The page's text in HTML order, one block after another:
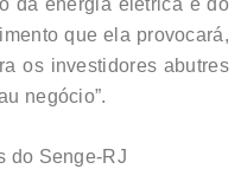
da energia elétrica e do
que ela provocará,
os investidores abutres
negócio”.
do Senge-RJ